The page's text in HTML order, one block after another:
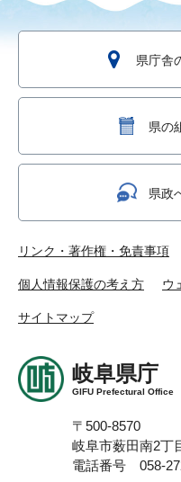
県庁舎
県の
県政
リンク・著作権・免責事項
個人情報保護の考え方 ウ
サイトマップ
岐阜県庁
GIFU Prefectural Office
〒500-8570
岐阜市薮田南2丁
電話番号 058-